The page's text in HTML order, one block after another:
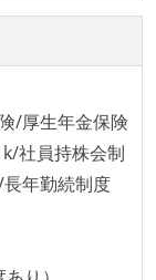
ークなど、ナ
人性を減らす
数千万レコー
/厚生年金保険
社員持株会制
年勤続制度